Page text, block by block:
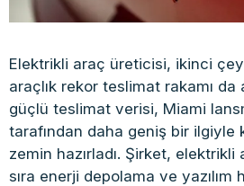
Elektrikli araç üreticisi, ikinci
araçlık rekor teslimat rakamı da
güçlü teslimat verisi, Miami
tarafından daha geniş bir ilgiyle
zemin hazırladı. Şirket, elektrikli
sıra enerji depolama ve yazılım